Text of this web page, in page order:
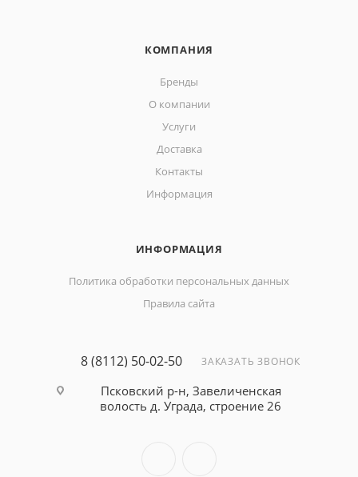
КОМПАНИЯ
Бренды
О компании
Услуги
Доставка
Контакты
Информация
ИНФОРМАЦИЯ
Политика обработки персональных данных
Правила сайта
8 (8112) 50-02-50 ЗАКАЗАТЬ ЗВОНОК
Псковский р-н, Завеличенская
волость д. Уграда, строение 26